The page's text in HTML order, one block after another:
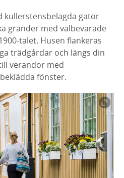
kullerstensbelagda gator
gränder med välbevarade
talet. Husen flankeras
trädgårdar och längs din
verandor med
fönster.